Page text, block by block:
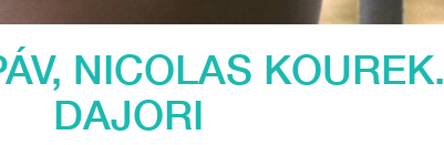
NICOLAS KOUREK.
DAJORI